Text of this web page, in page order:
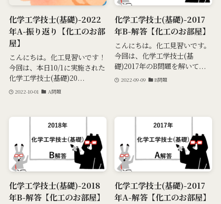
化学工学技士(基礎)-2022
年A-振り返り【化工のお部
屋】
こんにちは。化工見習いです！
今回は、本日10/1に実施された
化学工学技士(基礎)20...
2022-10-01 A問題
化学工学技士(基礎)-2017
年B-解答【化工のお部屋】
こんにちは。化工見習いです。
今回は、化学工学技士(基
礎)2017年のB問題を解いて...
2022-09-09 B問題
化学工学技士(基礎)-2018
年B-解答【化工のお部屋】
化学工学技士(基礎)-2017
年A-解答【化工のお部屋】